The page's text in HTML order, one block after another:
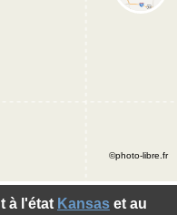
à l'état Kansas et au
©photo-libre.fr